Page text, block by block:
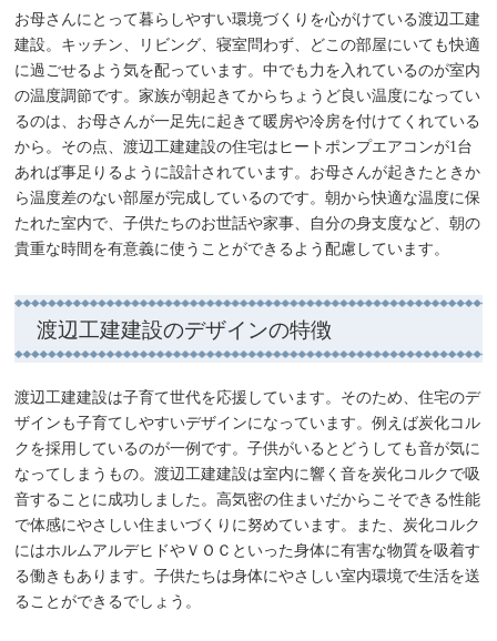
お母さんにとって暮らしやすい環境づくりを心がけている渡辺工建
建設。キッチン、リビング、寝室問わず、どこの部屋にいても快適
に過ごせるよう気を配っています。中でも力を入れているのが室内
の温度調節です。家族が朝起きてからちょうど良い温度になってい
るのは、お母さんが一足先に起きて暖房や冷房を付けてくれている
から。その点、渡辺工建建設の住宅はヒートポンプエアコンが1台
あれば事足りるように設計されています。お母さんが起きたときか
ら温度差のない部屋が完成しているのです。朝から快適な温度に保
たれた室内で、子供たちのお世話や家事、自分の身支度など、朝の
貴重な時間を有意義に使うことができるよう配慮しています。
渡辺工建建設のデザインの特徴
渡辺工建建設は子育て世代を応援しています。そのため、住宅のデ
ザインも子育てしやすいデザインになっています。例えば炭化コル
クを採用しているのが一例です。子供がいるとどうしても音が気に
なってしまうもの。渡辺工建建設は室内に響く音を炭化コルクで吸
音することに成功しました。高気密の住まいだからこそできる性能
で体感にやさしい住まいづくりに努めています。また、炭化コルク
にはホルムアルデヒドやＶＯＣといった身体に有害な物質を吸着す
る働きもあります。子供たちは身体にやさしい室内環境で生活を送
ることができるでしょう。